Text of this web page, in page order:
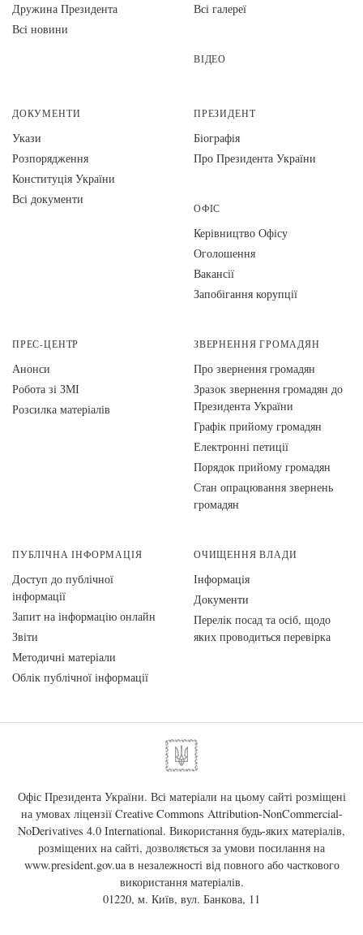
Дружина Президента
Всі новини
Всі галереї
ВІДЕО
ДОКУМЕНТИ
Укази
Розпорядження
Конституція України
Всі документи
ПРЕЗИДЕНТ
Біографія
Про Президента України
ОФІС
Керівництво Офісу
Оголошення
Вакансії
Запобігання корупції
ПРЕС-ЦЕНТР
Анонси
Робота зі ЗМІ
Розсилка матеріалів
ЗВЕРНЕННЯ ГРОМАДЯН
Про звернення громадян
Зразок звернення громадян до
Президента України
Графік прийому громадян
Електронні петиції
Порядок прийому громадян
Стан опрацювання звернень
громадян
ПУБЛІЧНА ІНФОРМАЦІЯ
Доступ до публічної
інформації
Запит на інформацію онлайн
Звіти
Методичні матеріали
Облік публічної інформації
ОЧИЩЕННЯ ВЛАДИ
Інформація
Документи
Перелік посад та осіб, щодо
яких проводиться перевірка
Офіс Президента України. Всі матеріали на цьому сайті розміщені
на умовах ліцензії Creative Commons Attribution-NonCommercial-
NoDerivatives 4.0 International. Використання будь-яких матеріалів,
розміщених на сайті, дозволяється за умови посилання на
www.president.gov.uaв незалежності від повного або часткового
використання матеріалів.
01220, м. Київ, вул. Банкова, 11